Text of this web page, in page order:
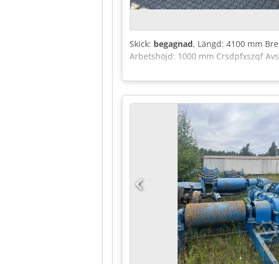
Skick: begagnad, Längd: 4100 mm
Arbetshöjd: 1000 mm Crsdpfxszqf